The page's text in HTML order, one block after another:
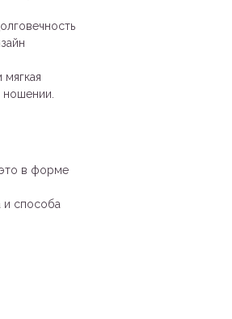
ношении.
это в форме
и способа